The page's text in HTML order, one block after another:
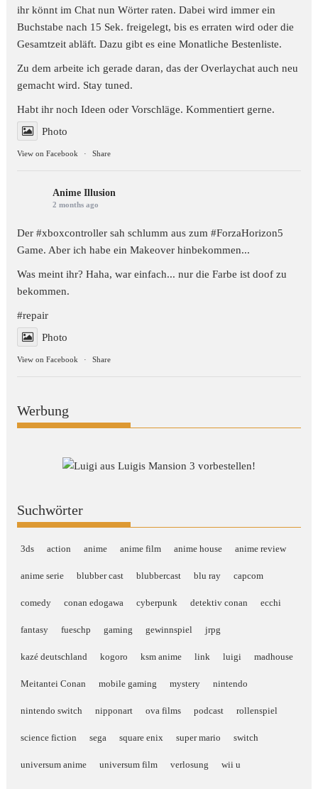
ihr könnt im Chat nun Wörter raten. Dabei wird immer ein
Buchstabe nach 15 Sek. freigelegt, bis es erraten wird oder die
Gesamtzeit abläft. Dazu gibt es eine Monatliche Bestenliste.
Zu dem arbeite ich gerade daran, das der Overlaychat auch neu
gemacht wird. Stay tuned.
Habt ihr noch Ideen oder Vorschläge. Kommentiert gerne.
Photo
View on Facebook · Share
Anime Illusion
2 months ago
Der #xboxcontroller sah schlumm aus zum#ForzaHorizon5
Game. Aber ich habe ein Makeover hinbekommen...
Was meint ihr? Haha, war einfach... nur die Farbe ist doof zu
bekommen.
#repair
Photo
View on Facebook · Share
Werbung
Suchwörter
3ds action anime anime film anime house anime review
anime serie blubber cast blubbercast blu ray capcom
comedy conan edogawa cyberpunk detektiv conan ecchi
fantasy fueschp gaming gewinnspiel jrpg
kazé deutschland kogoro ksm anime link luigi madhouse
Meitantei Conan mobile gaming mystery nintendo
nintendo switch nipponart ova films podcast rollenspiel
science fiction sega square enix super mario switch
universum anime universum film verlosung wii u